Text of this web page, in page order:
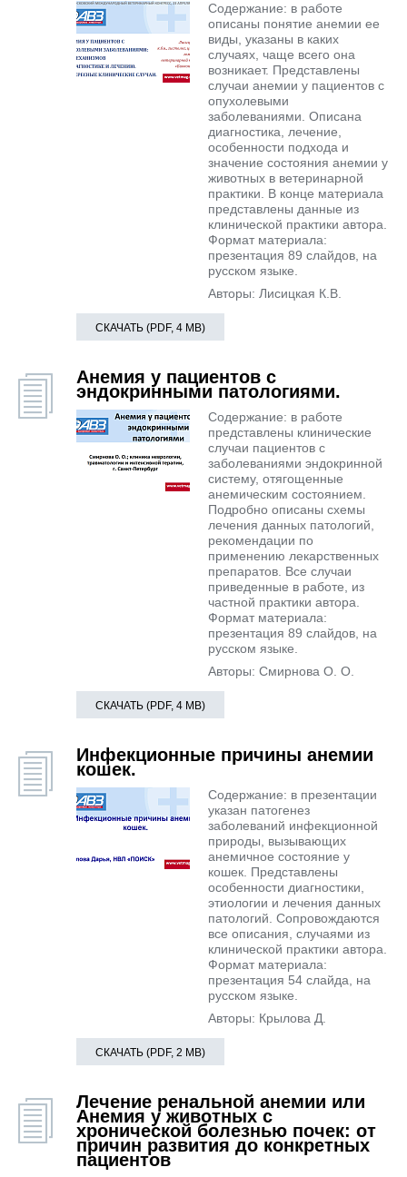
Содержание: в работе
описаны понятие анемии ее
виды, указаны в каких
случаях, чаще всего она
возникает. Представлены
случаи анемии у пациентов с
опухолевыми
заболеваниями. Описана
диагностика, лечение,
особенности подхода и
значение состояния анемии у
животных в ветеринарной
практики. В конце материала
представлены данные из
клинической практики автора.
Формат материала:
презентация 89 слайдов, на
русском языке.
Авторы: Лисицкая К.В.
СКАЧАТЬ (PDF, 4 MB)
Анемия у пациентов с
эндокринными патологиями.
Содержание: в работе
представлены клинические
случаи пациентов с
заболеваниями эндокринной
систему, отягощенные
анемическим состоянием.
Подробно описаны схемы
лечения данных патологий,
рекомендации по
применению лекарственных
препаратов. Все случаи
приведенные в работе, из
частной практики автора.
Формат материала:
презентация 89 слайдов, на
русском языке.
Авторы: Смирнова О. О.
СКАЧАТЬ (PDF, 4 MB)
Инфекционные причины анемии
кошек.
Содержание: в презентации
указан патогенез
заболеваний инфекционной
природы, вызывающих
анемичное состояние у
кошек. Представлены
особенности диагностики,
этиологии и лечения данных
патологий. Сопровождаются
все описания, случаями из
клинической практики автора.
Формат материала:
презентация 54 слайда, на
русском языке.
Авторы: Крылова Д.
СКАЧАТЬ (PDF, 2 MB)
Лечение ренальной анемии или
Анемия у животных с
хронической болезнью почек: от
причин развития до конкретных
пациентов